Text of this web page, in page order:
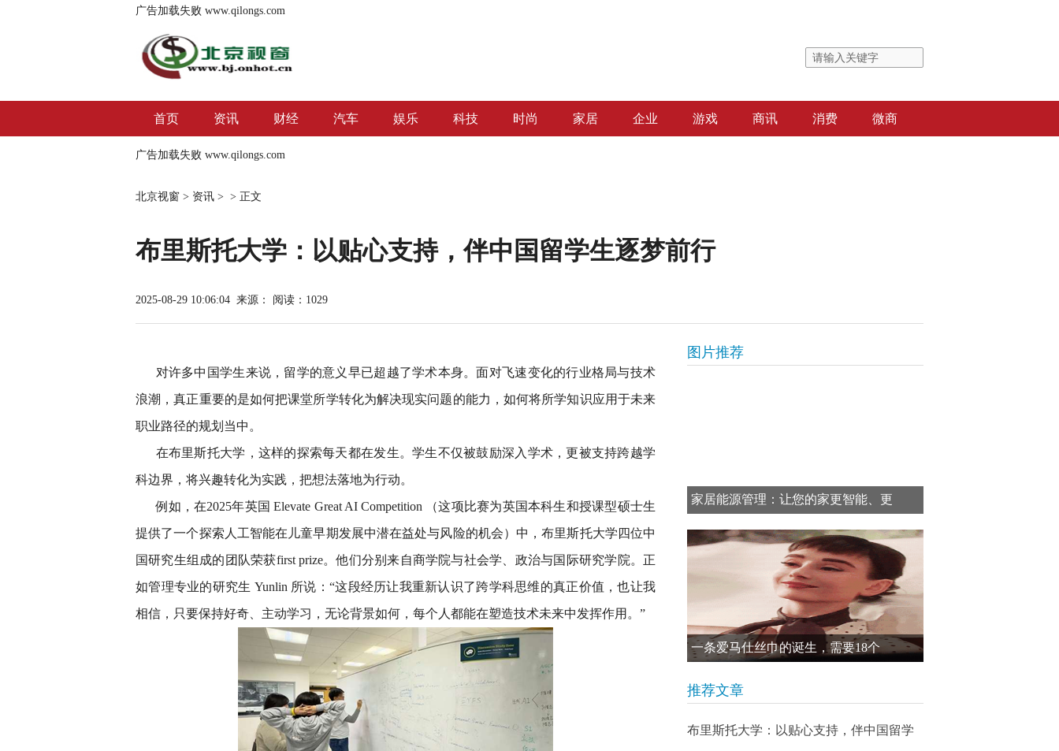
广告加载失败 www.qilongs.com
首页 资讯 财经 汽车 娱乐 科技 时尚 家居 企业 游戏 商讯 消费 微商
广告加载失败 www.qilongs.com
北京视窗 > 资讯 > > 正文
布里斯托大学：以贴心支持，伴中国留学生逐梦前行
2025-08-29 10:06:04 来源： 阅读：1029
对许多中国学生来说，留学的意义早已超越了学术本身。面对飞速变化的行业格局与技术
浪潮，真正重要的是如何把课堂所学转化为解决现实问题的能力，如何将所学知识应用于未来
职业路径的规划当中。
在布里斯托大学，这样的探索每天都在发生。学生不仅被鼓励深入学术，更被支持跨越学
科边界，将兴趣转化为实践，把想法落地为行动。
例如，在2025年英国 Elevate Great AI Competition （这项比赛为英国本科生和授课型硕士生
提供了一个探索人工智能在儿童早期发展中潜在益处与风险的机会）中，布里斯托大学四位中
国研究生组成的团队荣获first prize。他们分别来自商学院与社会学、政治与国际研究学院。正
如管理专业的研究生 Yunlin 所说：“这段经历让我重新认识了跨学科思维的真正价值，也让我
相信，只要保持好奇、主动学习，无论背景如何，每个人都能在塑造技术未来中发挥作用。”
图片推荐
家居能源管理：让您的家更智能、更
一条爱马仕丝巾的诞生，需要18个
推荐文章
布里斯托大学：以贴心支持，伴中国留学